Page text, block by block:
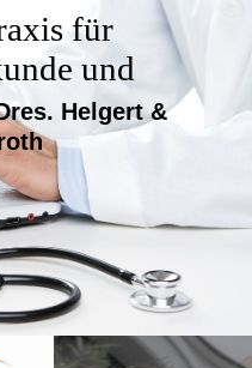
für
und
Helgert &